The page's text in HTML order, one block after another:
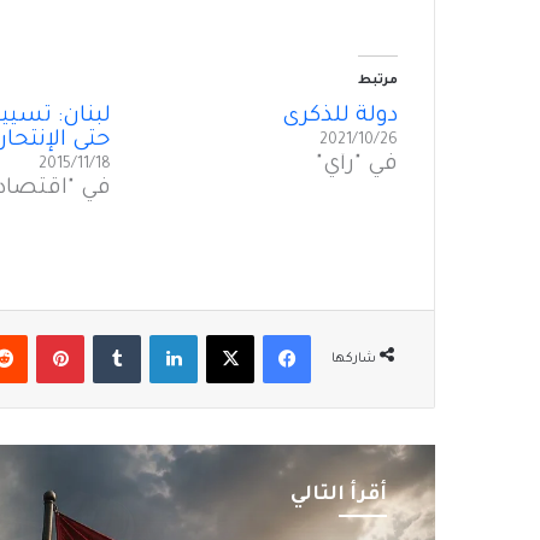
مرتبط
دولةٌ للذكرى
2021/10/26
في "رأي"
لبنان:
حتى
2015/11/18
في
شاركها
فيسبوك‫X لينكدإن
أقرأ التالي